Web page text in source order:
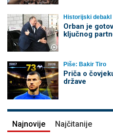
Historijski debakl
Orban je
ključnog
Piše: Bakir Tiro
Priča o
države
Najnovije Najčitanije